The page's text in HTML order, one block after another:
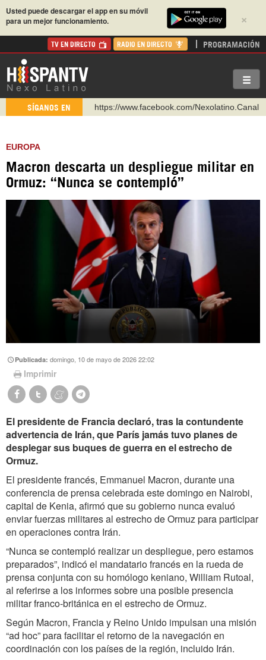
×
Usted puede descargar el app en su móvil
para un mejor funcionamiento.
TV EN DIRECTO RADIO EN DIRECTO PROGRAMACIÓN
SÍGANOS EN
https://www.facebook.com/Nexolatino.Canal
https://t.me/hispantvcanal
https://urmedium.com/c/hispantv
Instagram como: hispan_tv
EUROPA
Macron descarta un despliegue militar en
Ormuz: “Nunca se contempló”
Publicada:domingo, 10 de mayo de 2026 22:02
Imprimir
El presidente de Francia declaró, tras la contundente
advertencia de Irán, que París jamás tuvo planes de
desplegar sus buques de guerra en el estrecho de
Ormuz.
El presidente francés, Emmanuel Macron, durante una
conferencia de prensa celebrada este domingo en Nairobi,
capital de Kenia, afirmó que su gobierno nunca evaluó
enviar fuerzas militares al estrecho de Ormuz para participar
en operaciones contra Irán.
“Nunca se contempló realizar un despliegue, pero estamos
preparados”, indicó el mandatario francés en la rueda de
prensa conjunta con su homólogo keniano, William Rutoal,
al referirse a los informes sobre una posible presencia
militar franco-británica en el estrecho de Ormuz.
Según Macron, Francia y Reino Unido impulsan una misión
“ad hoc” para facilitar el retorno de la navegación en
coordinación con los países de la región, incluido Irán.